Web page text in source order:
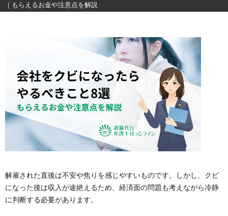
｜もらえるお金や注意点を解説
解雇された直後は不安や焦りを感じやすいものです。しかし、クビ
になった後は収入が途絶えるため、経済面の問題も考えながら冷静
に判断する必要があります。